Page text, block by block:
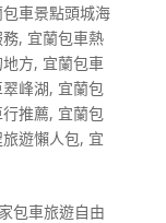
包車景點頭城海
, 宜蘭包車熱
方, 宜蘭包車
峰湖, 宜蘭包
推薦, 宜蘭包
遊懶人包, 宜
包車旅遊自由